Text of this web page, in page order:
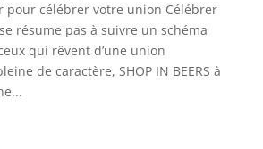
pour célébrer votre union Célébrer
résume pas à suivre un schéma
qui rêvent d’une union
de caractère, SHOP IN BEERS à